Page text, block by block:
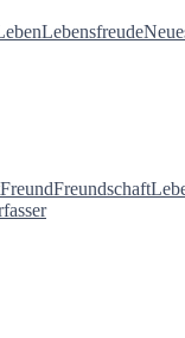
Lebensfreude
FreundFreundschaft